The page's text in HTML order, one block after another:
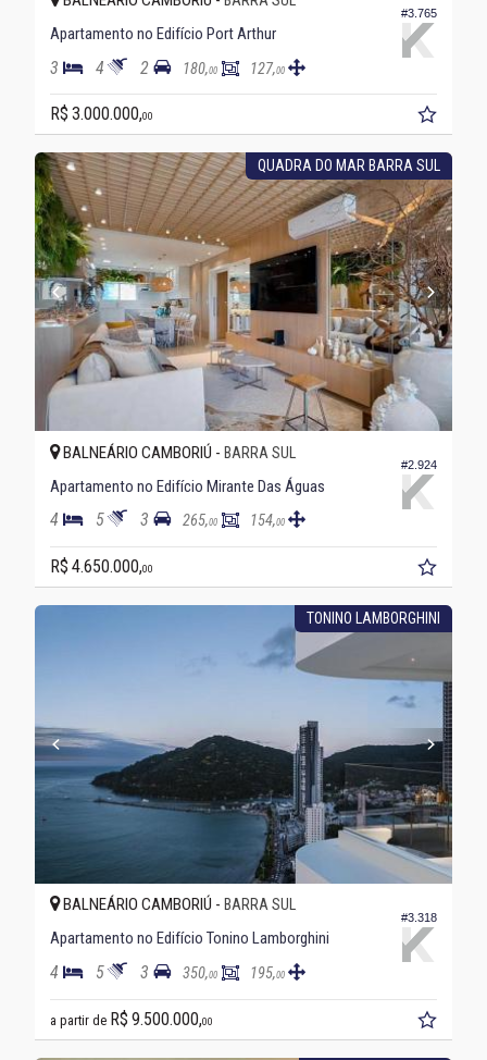
#3.765
Apartamento no Edifício Port Arthur
3 4 2 180,00 127,00
R$ 3.000.000,00
QUADRA DO MAR BARRA SUL
#2.924
BALNEÁRIO CAMBORIÚ - BARRA SUL
Apartamento no Edifício Mirante Das Águas
4 5 3 265,00 154,00
R$ 4.650.000,00
TONINO LAMBORGHINI
#3.318
BALNEÁRIO CAMBORIÚ - BARRA SUL
Apartamento no Edifício Tonino Lamborghini
4 5 3 350,00 195,00
a partir de R$ 9.500.000,00